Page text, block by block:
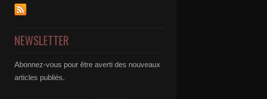
NEWSLETTER
Abonnez-vous pour être averti des nouveaux
articles publiés.